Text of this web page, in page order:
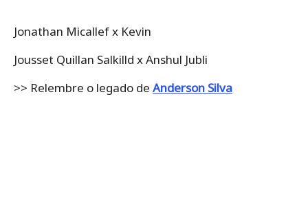
Jonathan Micallef x Kevin
Jousset Quillan Salkilld x Anshul Jubli
>> Relembre o legado de Anderson Silva